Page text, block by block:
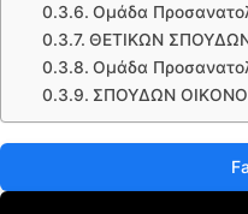
Ομάδα
ΘΕΤΙΚΩΝ
Ομάδα
ΣΠΟΥΔΩΝ